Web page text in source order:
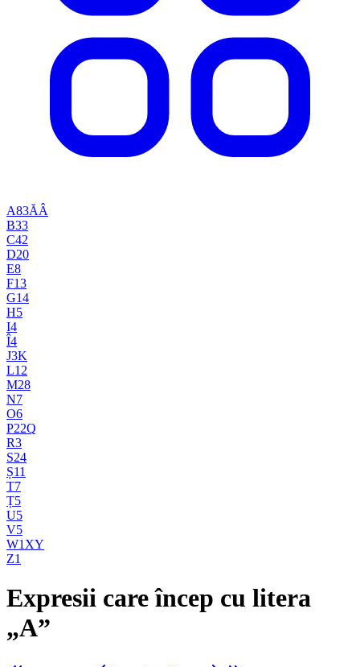
A83ĂÂ
B33
C42
D20
E8
F13
G14
H5
I4
Î4
J3K
L12
M28
N7
O6
P22Q
R3
S24
Ș11
T7
Ț5
U5
V5
W1 XY
Z1
Expresii care încep cu litera
„A”